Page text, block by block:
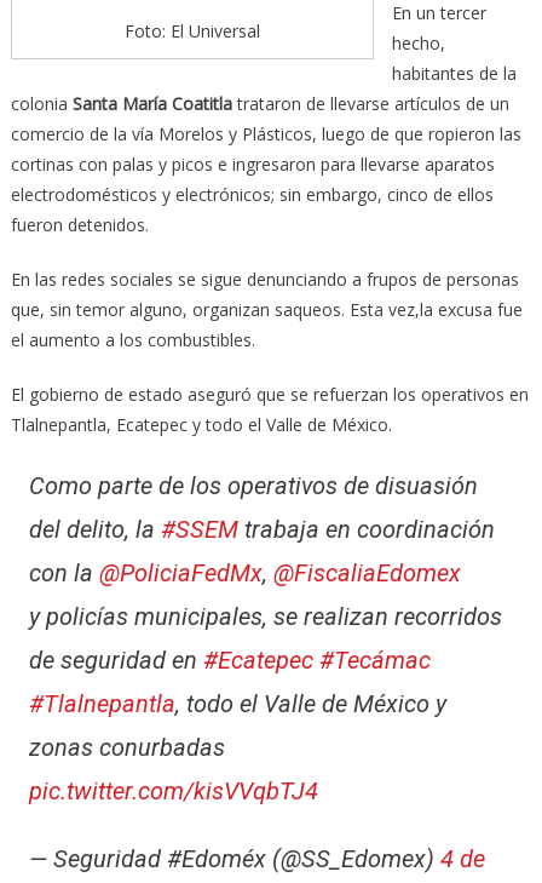
Foto: El Universal
En un tercer
hecho,
habitantes de la
colonia Santa María Coatitlatrataron de llevarse artículos de un
comercio de la vía Morelos y Plásticos, luego de que ropieron las
cortinas con palas y picos e ingresaron para llevarse aparatos
electrodomésticos y electrónicos; sin embargo, cinco de ellos
fueron detenidos.
En las redes sociales se sigue denunciando a frupos de personas
que, sin temor alguno, organizan saqueos. Esta vez,la excusa fue
el aumento a los combustibles.
El gobierno de estado aseguró que se refuerzan los operativos en
Tlalnepantla, Ecatepec y todo el Valle de México.
Como parte de los operativos de disuasión
del delito, la #SSEMtrabaja en coordinación
con la @PoliciaFedMx, @FiscaliaEdomex
y policías municipales, se realizan recorridos
de seguridad en #Ecatepec #Tecámac
#Tlalnepantla, todo el Valle de México y
zonas conurbadas
pic.twitter.com/kisVVqbTJ4
— Seguridad #Edoméx (@SS_Edomex) 4 de